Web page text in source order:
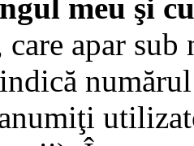
meu şi
apar sub
numărul